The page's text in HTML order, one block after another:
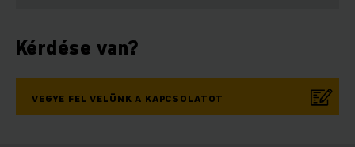
Kérdése van?
VEGYE FEL VELÜNK A KAPCSOLATOT